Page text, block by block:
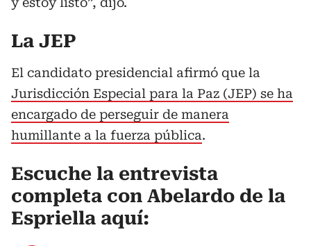
La JEP
El candidato presidencial afirmó que la
Jurisdicción Especial para la Paz (JEP) se ha
encargado de perseguir de manera
humillante a la fuerza pública.
Escuche la entrevista
completa con Abelardo de la
Espriella aquí: